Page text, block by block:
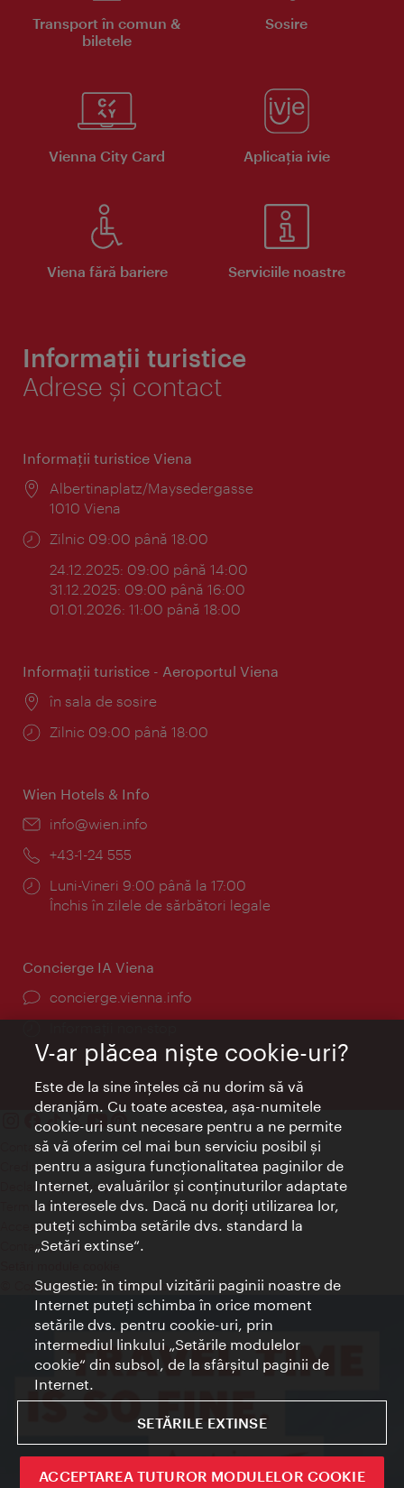
Transport în comun &
biletele
Sosire
Vienna City Card Aplicaţia ivie
Viena fără bariere Serviciile noastre
Informații turistice
Adrese și contact
Informaţii turistice Viena
Locul:
Albertinaplatz/Maysedergasse
1010 Viena
Program:
Zilnic 09:00 până 18:00
24.12.2025: 09:00 până 14:00
31.12.2025: 09:00 până 16:00
01.01.2026: 11:00 până 18:00
Informaţii turistice - Aeroportul Viena
Locul:
în sala de sosire
Program:
Zilnic 09:00 până 18:00
Wien Hotels & Info
E-
info@wien.info
Telefon:
+43-1-24 555
Program:
Luni-Vineri 9:00 până la 17:00
Închis în zilele de sărbători legale
Concierge IA Viena
concierge.vienna.info
Contact
Credits
Declaraţie privind protecţia datelor
Terms of Use
Accesibilitate
Contact presa
© Copyright Wien Tourismus
V-ar plăcea nişte cookie-uri?
Este de la sine înţeles că nu dorim să vă
deranjăm. Cu toate acestea, aşa-numitele
cookie-uri sunt necesare pentru a ne permite
să vă oferim cel mai bun serviciu posibil şi
pentru a asigura funcţionalitatea paginilor de
Internet, evaluărilor şi conţinuturilor adaptate
la interesele dvs. Dacă nu doriţi utilizarea lor,
puteţi schimba setările dvs. standard la
„Setări extinse“.
Sugestie: în timpul vizitării paginii noastre de
Internet puteţi schimba în orice moment
setările dvs. pentru cookie-uri, prin
intermediul linkului „Setările modulelor
cookie“ din subsol, de la sfârşitul paginii de
Internet.
SETĂRILE EXTINSE
ACCEPTAREA TUTUROR MODULELOR COOKIE